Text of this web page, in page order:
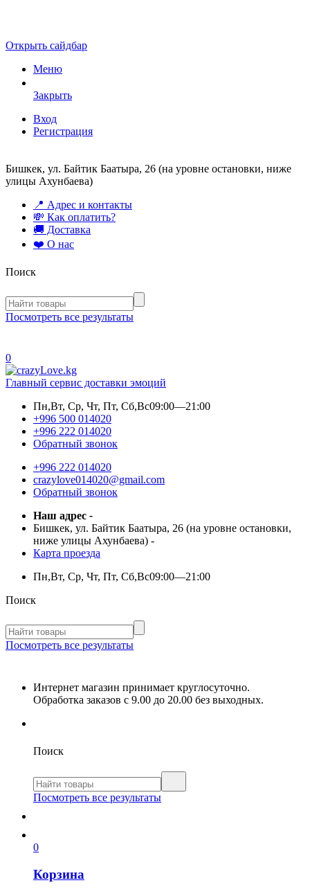
Открыть сайдбар
Меню
Закрыть
Вход
Регистрация
Бишкек, ул. Байтик Баатыра, 26 (на уровне остановки, ниже
улицы Ахунбаева)
📍 Адрес и контакты
💸 Как оплатить?
🚚 Доставка
❤️ О нас
Поиск
Посмотреть все результаты
0
Главный сервис доставки эмоций
Пн,Вт, Ср, Чт, Пт, Сб,Вс09:00—21:00
+996 500 014020
+996 222 014020
Обратный звонок
+996 222 014020
crazylove014020@gmail.com
Обратный звонок
Наш адрес -
Бишкек, ул. Байтик Баатыра, 26 (на уровне остановки,
ниже улицы Ахунбаева) -
Карта проезда
Пн,Вт, Ср, Чт, Пт, Сб,Вс09:00—21:00
Поиск
Посмотреть все результаты
Интернет магазин принимает круглосуточно.
Обработка заказов с 9.00 до 20.00 без выходных.
Поиск
Посмотреть все результаты
0
Корзина